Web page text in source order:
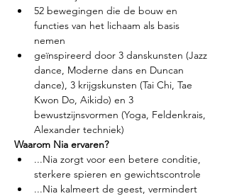
52 bewegingen die de bouw en
functies van het lichaam als basis
nemen
geïnspireerd door 3 danskunsten (Jazz
dance, Moderne dans en Duncan
dance), 3 krijgskunsten (Tai Chi, Tae
Kwon Do, Aikido) en 3
bewustzijnsvormen (Yoga, Feldenkrais,
Alexander techniek)
Waarom Nia ervaren?
...Nia zorgt voor een betere conditie,
sterkere spieren en gewichtscontrole
...Nia kalmeert de geest, vermindert